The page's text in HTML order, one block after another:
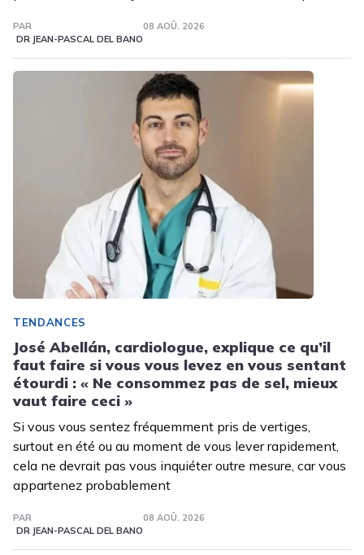
PAR
DR JEAN-PASCAL DEL BANO
08 AOÛ. 2026
TENDANCES
José Abellán, cardiologue, explique ce qu’il
faut faire si vous vous levez en vous sentant
étourdi : « Ne consommez pas de sel, mieux
vaut faire ceci »
Si vous vous sentez fréquemment pris de vertiges,
surtout en été ou au moment de vous lever rapidement,
cela ne devrait pas vous inquiéter outre mesure, car vous
appartenez probablement
PAR
DR JEAN-PASCAL DEL BANO
08 AOÛ. 2026